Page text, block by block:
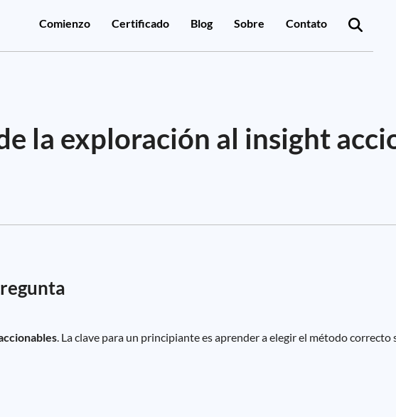
Comienzo Certificado Blog Sobre Contato
la exploración al insight
. La clave para un principiante es aprender a elegir el método correcto